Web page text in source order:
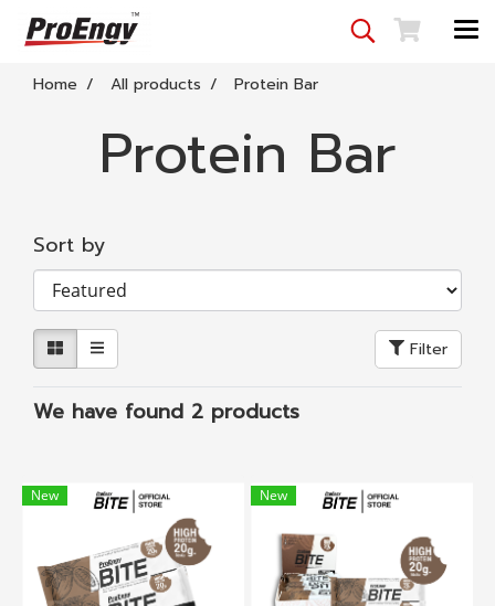
Home All products Protein Bar
Protein Bar
Sort by
Filter
We have found 2 products
New New